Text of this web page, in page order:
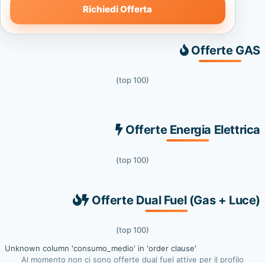
Richiedi Offerta
Offerte GAS
(top 100)
Offerte Energia Elettrica
(top 100)
Offerte Dual Fuel (Gas + Luce)
(top 100)
Unknown column 'consumo_medio' in 'order clause'
Al momento non ci sono offerte dual fuel attive per il profilo